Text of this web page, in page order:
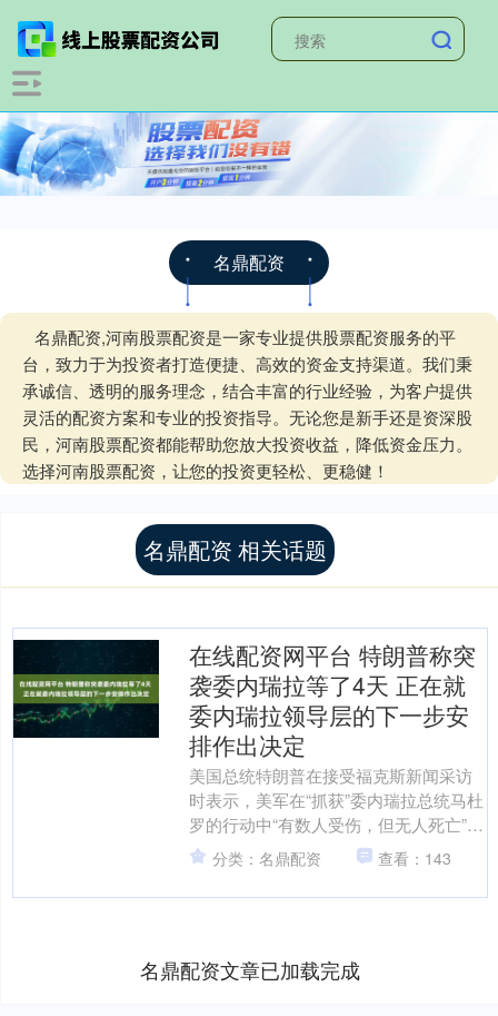
名鼎配资
名鼎配资,河南股票配资是一家专业提供股票配资服务的平
台，致力于为投资者打造便捷、高效的资金支持渠道。我们秉
承诚信、透明的服务理念，结合丰富的行业经验，为客户提供
灵活的配资方案和专业的投资指导。无论您是新手还是资深股
民，河南股票配资都能帮助您放大投资收益，降低资金压力。
选择河南股票配资，让您的投资更轻松、更稳健！
名鼎配资 相关话题
在线配资网平台 特朗普称突
袭委内瑞拉等了4天 正在就
委内瑞拉领导层的下一步安
排作出决定
美国总统特朗普在接受福克斯新闻采访
时表示，美军在“抓获”委内瑞拉总统马杜
罗的行动中“有数人受伤，但无人死亡”。
特朗普称，为了适于突袭行动的天气条
件，美军等了4天....
分类：名鼎配资 查看：143
名鼎配资文章已加载完成